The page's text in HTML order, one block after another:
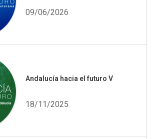
09/06/2026
Andalucía hacia el futuro V
18/11/2025